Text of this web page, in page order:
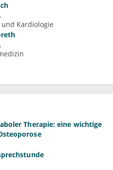
Kardiologie
Therapie: eine wichtige